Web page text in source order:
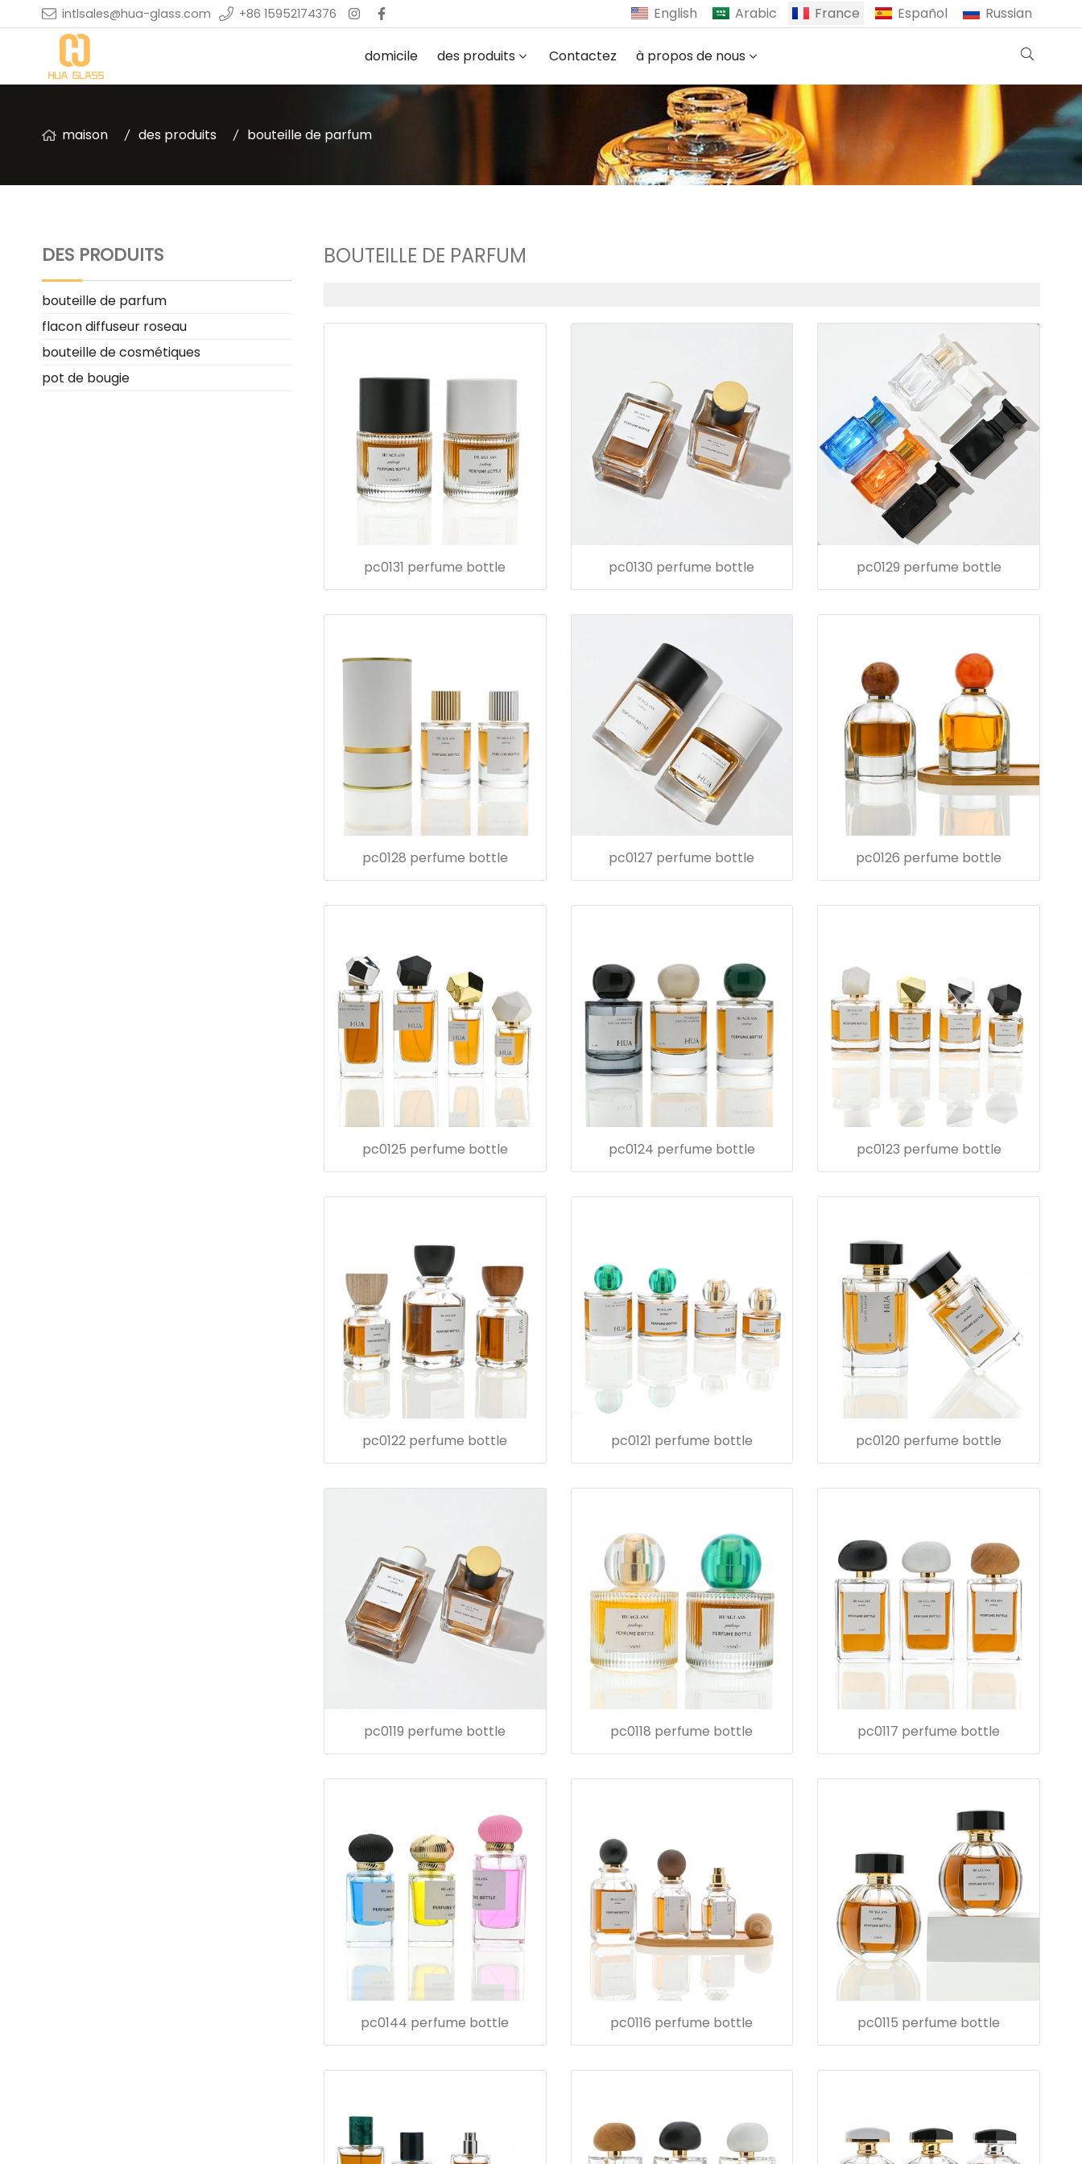
intlsales@hua-glass.com +86 15952174376 English Arabic France Español Russian
domicile des produits Contactez à propos de nous
maison des produits bouteille de parfum
DES PRODUITS
bouteille de parfum
flacon diffuseur roseau
bouteille de cosmétiques
pot de bougie
BOUTEILLE DE PARFUM
pc0131 perfume bottle pc0130 perfume bottle pc0129 perfume bottle
pc0128 perfume bottle pc0127 perfume bottle pc0126 perfume bottle
pc0125 perfume bottle pc0124 perfume bottle pc0123 perfume bottle
pc0122 perfume bottle pc0121 perfume bottle pc0120 perfume bottle
pc0119 perfume bottle pc0118 perfume bottle pc0117 perfume bottle
pc0144 perfume bottle pc0116 perfume bottle pc0115 perfume bottle